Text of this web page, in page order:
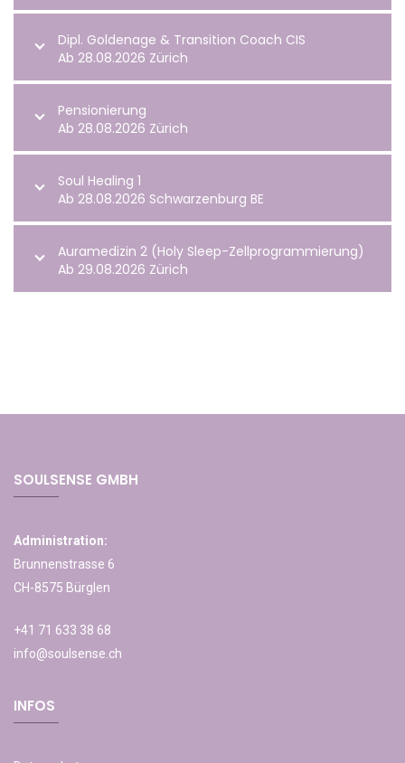
Dipl. Goldenage & Transition Coach CIS
Ab 28.08.2026 Zürich
Pensionierung
Ab 28.08.2026 Zürich
Soul Healing 1
Ab 28.08.2026 Schwarzenburg BE
Auramedizin 2 (Holy Sleep-Zellprogrammierung)
Ab 29.08.2026 Zürich
SOULSENSE GMBH
Administration:
Brunnenstrasse 6
CH-8575 Bürglen
+41 71 633 38 68
info@soulsense.ch
INFOS